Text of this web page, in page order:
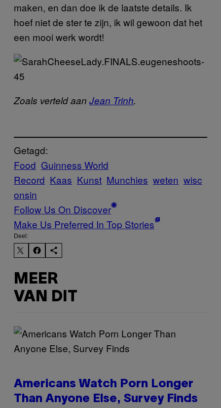
maken, en dan doe ik de laatste details. Ik
hoef niet de ster te zijn, ik wil gewoon dat het
een mooi werk wordt!
Zoals verteld aan Jean Trinh.
Getagd:
Food Guinness World
Record Kaas Kunst Munchies weten wisc
onsin
Follow Us On Discover
Make Us Preferred In Top Stories
Deel:
MEER
VAN DIT
Americans Watch Porn Longer
Than Anyone Else, Survey Finds